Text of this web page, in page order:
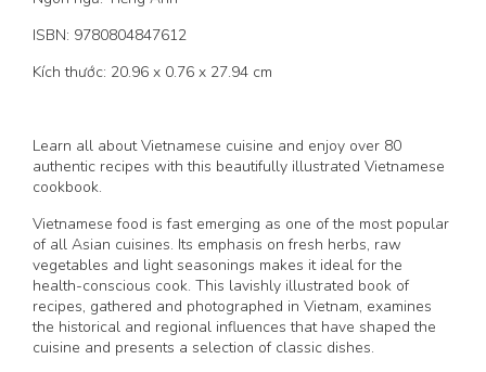
ISBN: 9780804847612
Kích thước: 20.96 x 0.76 x 27.94 cm
Learn all about Vietnamese cuisine and enjoy over 80
authentic recipes with this beautifully illustrated Vietnamese
cookbook.
Vietnamese food is fast emerging as one of the most popular
of all Asian cuisines. Its emphasis on fresh herbs, raw
vegetables and light seasonings makes it ideal for the
health-conscious cook. This lavishly illustrated book of
recipes, gathered and photographed in Vietnam, examines
the historical and regional influences that have shaped the
cuisine and presents a selection of classic dishes.